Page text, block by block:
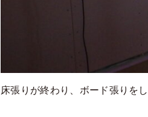
床張りが終わり、ボード張りを